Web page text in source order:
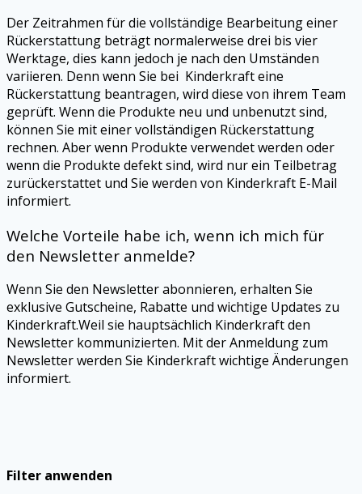
Der Zeitrahmen für die vollständige Bearbeitung einer
Rückerstattung beträgt normalerweise drei bis vier
Werktage, dies kann jedoch je nach den Umständen
variieren. Denn wenn Sie bei Kinderkraft eine
Rückerstattung beantragen, wird diese von ihrem Team
geprüft. Wenn die Produkte neu und unbenutzt sind,
können Sie mit einer vollständigen Rückerstattung
rechnen. Aber wenn Produkte verwendet werden oder
wenn die Produkte defekt sind, wird nur ein Teilbetrag
zurückerstattet und Sie werden von Kinderkraft E-Mail
informiert.
Welche Vorteile habe ich, wenn ich mich für
den Newsletter anmelde?
Wenn Sie den Newsletter abonnieren, erhalten Sie
exklusive Gutscheine, Rabatte und wichtige Updates zu
Kinderkraft.Weil sie hauptsächlich Kinderkraft den
Newsletter kommunizierten. Mit der Anmeldung zum
Newsletter werden Sie Kinderkraft wichtige Änderungen
informiert.
Filter anwenden